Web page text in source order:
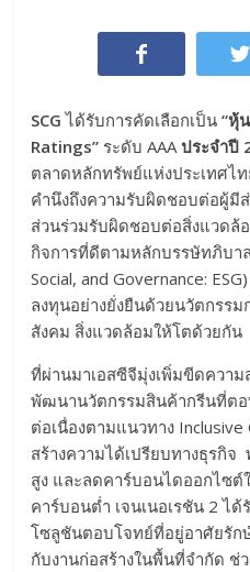
SCG ได้รับการคัดเลือกเป็น“หุ้
Ratings” ระดับ AAAประจำปี
ตลาดหลักทรัพย์แห่งประเทศไ
คำนึงถึงความรับผิดชอบต่อผู้มี
ส่วนร่วมรับผิดชอบต่อสิ่งแวดล้
กิจการที่ดีตามหลักบรรษัทภิบาล
Social, and Governance:
ลงทุนอย่างยั่งยืนด้วยนวัตกรร
สังคม สิ่งแวดล้อมให้โตด้วยกัน
ที่ผ่านมาเอสซีจีมุ่งเพิ่มขีดควา
พัฒนานวัตกรรมสินค้ากรีนที่ตอ
ต่อเนื่องตามแนวทาง
สร้างความได้เปรียบทางธุรกิ
สูง และลดคาร์บอนไดออกไซ
คาร์บอนต่ำ เจนเนอเรชัน 2 ไ
โซลูชันตอบโจทย์ที่อยู่อาศัยรักษ์
กับงานก่อสร้างในพื้นที่จำกัด ช่